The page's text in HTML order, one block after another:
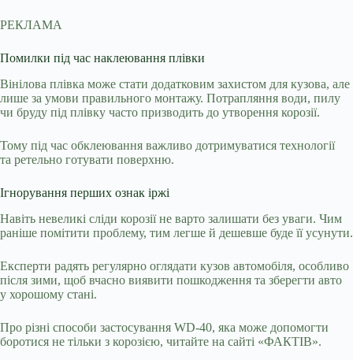
РЕКЛАМА
Помилки під час наклеювання плівки
Вінілова плівка може стати додатковим захистом для кузова, але
лише за умови правильного монтажу. Потрапляння води, пилу
чи бруду під плівку часто призводить до утворення корозії.
Тому під час обклеювання важливо дотримуватися технології
та ретельно готувати поверхню.
Ігнорування перших ознак іржі
Навіть невеликі сліди корозії не варто залишати без уваги. Чим
раніше помітити проблему, тим легше й дешевше буде її усунути.
Експерти радять регулярно оглядати кузов автомобіля, особливо
після зими, щоб вчасно виявити пошкодження та зберегти авто
у хорошому стані.
Про різні способи застосування WD-40, яка може допомогти
боротися не тільки з корозією, читайте на сайті «ФАКТІВ».